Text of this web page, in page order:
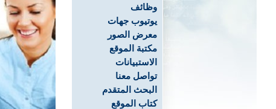
وظائف
يوتيوب جهات
معرض الصور
مكتبة الموقع
الاستبيانات
تواصل معنا
البحث المتقدم
كتاب الموقع